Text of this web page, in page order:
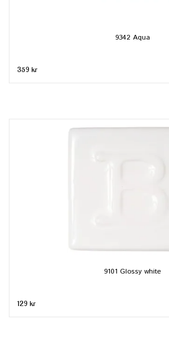
9342 Aqua
359 kr
9101 Glossy white
129 kr